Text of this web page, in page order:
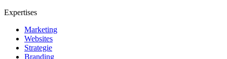
Expertises
Marketing
Websites
Strategie
Branding